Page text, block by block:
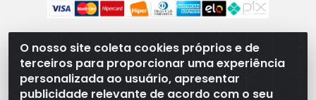
O nosso site coleta cookies próprios e de
terceiros para proporcionar uma experiência
personalizada ao usuário, apresentar
publicidade relevante de acordo com o seu
WB Componentes Automotivos LTDA - CNPJ
08.528.393/0001-12 - Rua do Níquel, 667 - Parque
Oeste Industrial, Goiânia/GO - CEP 74375-660